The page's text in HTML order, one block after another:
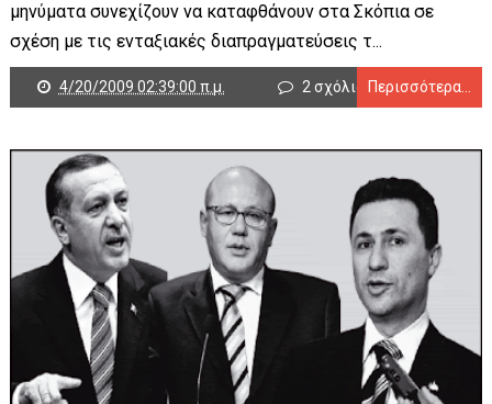
μηνύματα συνεχίζουν να καταφθάνουν στα Σκόπια σε
σχέση με τις ενταξιακές διαπραγματεύσεις τ...
4/20/2009 02:39:00 π.μ. 2 σχόλια Περισσότερα...